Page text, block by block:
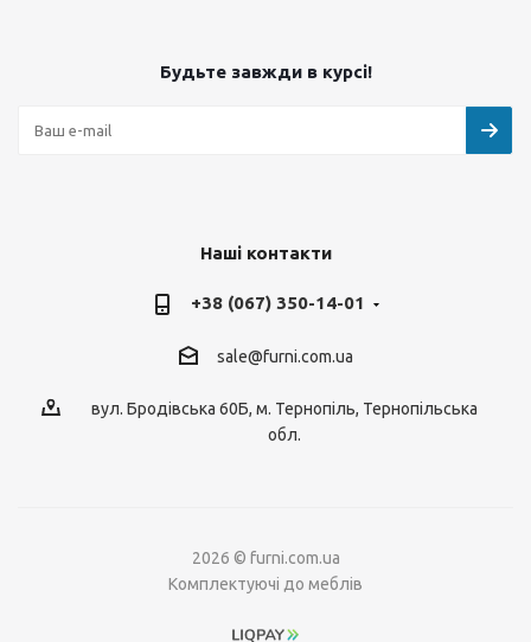
Будьте завжди в курсі!
Наші контакти
+38 (067) 350-14-01
sale@furni.com.ua
вул. Бродівська 60Б, м. Тернопіль, Тернопільська
обл.
2026 © furni.com.ua
Комплектуючі до меблів